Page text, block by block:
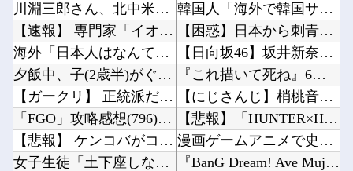
川淵三郎さん、北中米W杯振り返り『サッカーに幻滅した人多いのでは…』審判や汚いプレーに怒り...
【速報】 専門家「イオンモール熊本の爆心地に”こんなもの”があったんだけど…」
海外「日本人はなんて気高いんだ！」 英高級紙も驚愕した極限の中の日本人の姿に世界が衝撃
夕飯中、子(2歳半)がぐずったので気分転換にお風呂に入れて出てきたら「皿を片付けてないでし...
【ガークリ】 正統派だけど、デッッッカって感じの水着のマネ、ラファエ口、セッシュウへの反応...
「FGO」攻略感想(796)26年お正月福袋召喚を回してみたよ！皆さん助言サンクス！大体予...
【悲報】 ケンコバがコロナの特殊すぎる後遺症に苦しんでいる模様…お前らの周りにもこんな奴い...
女子生徒「土下座しながらオ○ニーしろ！」⇒ 日本の男子生徒への性的いじめ動画がエ□すぎる
韓国人「海外で韓国サッカーの2002年ベスト4の実力は、実際にはどれくらい認められてるんだ...
【困惑】日本から刺青への偏見を消し去りたいんやけど・・・・・・・・・他
【日向坂46】坂井新奈、単独で外番組初出演ｷﾀ━(ﾟ∀ﾟ)━!!!!他
『これ描いて死ね』6話感想 初コミティア完売おめでとう！他
【にじさんじ】梢桃音、映画ちいかわ感想＆考察会＆平和的解決RTA！なんか道徳の授業みたい他
【悲報】「HUNTER×HUNTER」のビヨンド=ネテロさん、何か思ってた奴と違う・・・他
漫画ゲームアニメで史上最低の後付け他
『BanG Dream! Ave Mujica』7話感想 再び集まる5人！最後のCRYCH...